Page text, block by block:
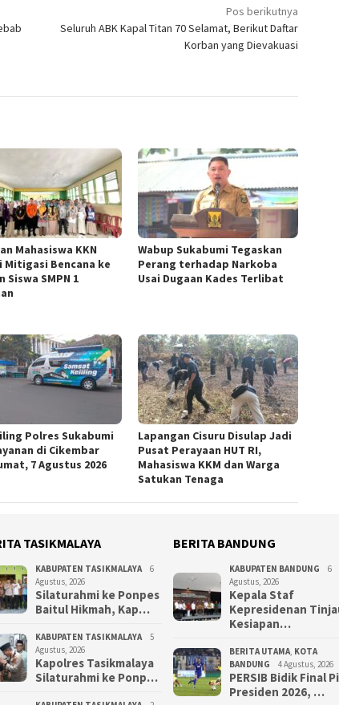
Pos berikutnya
Seluruh ABK Kapal Titan 70 Selamat, Berikut Daftar
Korban yang Dievakuasi
Mahasiswa KKN
Mitigasi Bencana ke
Siswa SMPN 1
Wabup Sukabumi Tegaskan
Perang terhadap Narkoba
Usai Dugaan Kades Terlibat
Polres Sukabumi
di Cikembar
7 Agustus 2026
Lapangan Cisuru Disulap Jadi
Pusat Perayaan HUT RI,
Mahasiswa KKM dan Warga
Satukan Tenaga
TASIKMALAYA
KABUPATEN TASIKMALAYA
6
Agustus, 2026
Silaturahmi ke Ponpes
Baitul Hikmah, Kap…
KABUPATEN TASIKMALAYA
5
Agustus, 2026
Kapolres Tasikmalaya
Silaturahmi ke Ponp…
BERITA BANDUNG
KABUPATEN BANDUNG
6
Agustus, 2026
Kepala Staf
Kepresidenan
Kesiapan…
BERITA UTAMA, KOTA
BANDUNG
4 Agustus, 2026
PERSIB Bidik Final
Presiden 2026, …